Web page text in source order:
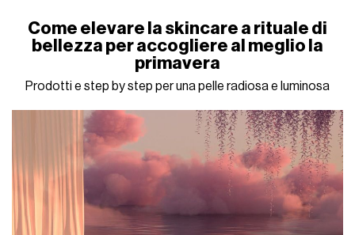
Come elevare la skincare a rituale di
bellezza per accogliere al meglio la
primavera
Prodotti e step by step per una pelle radiosa e luminosa